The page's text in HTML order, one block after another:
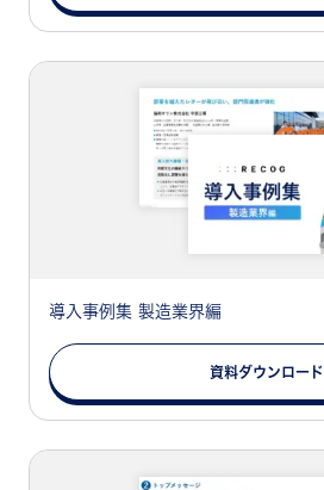
導入事例集 製造業界編
資料ダウンロード